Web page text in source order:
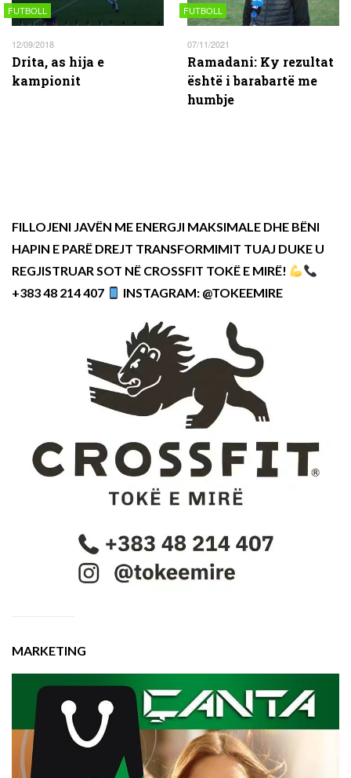
FUTBOLL
12/09/2018
Drita, as hija e
kampionit
FUTBOLL
07/11/2021
Ramadani: Ky rezultat
është i barabartë me
humbje
FILLOJENI JAVËN ME ENERGJI MAKSIMALE DHE BËNI
HAPIN E PARË DREJT TRANSFORMIMIT TUAJ DUKE U
REGJISTRUAR SOT NË CROSSFIT TOKË E MIRË!
+383 48 214 407
INSTAGRAM: @TOKEEMIRE
MARKETING